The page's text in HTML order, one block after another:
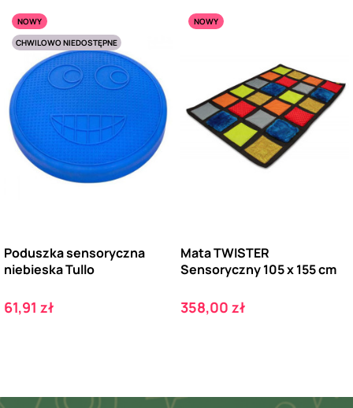
NOWY
CHWILOWO NIEDOSTĘPNE
Poduszka sensoryczna
niebieska Tullo
Cena
61,91 zł
NOWY
Mata TWISTER
Sensoryczny 105 x 155 cm
Cena
358,00 zł